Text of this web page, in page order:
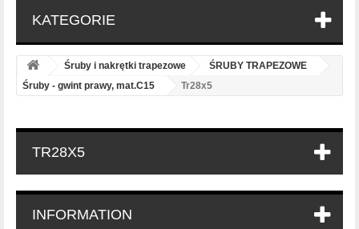
KATEGORIE
Śruby i nakrętki trapezowe
ŚRUBY TRAPEZOWE
Śruby - gwint prawy, mat.C15
Tr28x5
TR28X5
INFORMATION